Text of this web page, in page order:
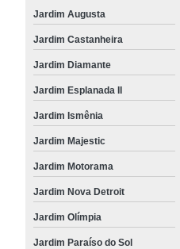
Jardim Augusta
Jardim Castanheira
Jardim Diamante
Jardim Esplanada II
Jardim Ismênia
Jardim Majestic
Jardim Motorama
Jardim Nova Detroit
Jardim Olímpia
Jardim Paraíso do Sol